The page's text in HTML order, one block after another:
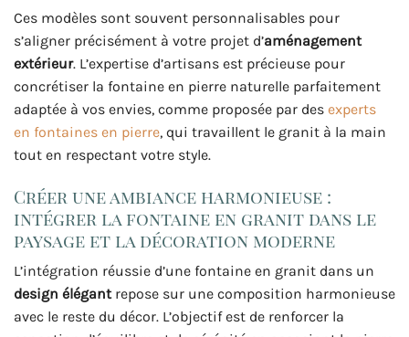
Ces modèles sont souvent personnalisables pour
s’aligner précisément à votre projet d’aménagement
extérieur. L’expertise d’artisans est précieuse pour
concrétiser la fontaine en pierre naturelle parfaitement
adaptée à vos envies, comme proposée par des experts
en fontaines en pierre, qui travaillent le granit à la main
tout en respectant votre style.
Créer une ambiance harmonieuse :
intégrer la fontaine en granit dans le
paysage et la décoration moderne
L’intégration réussie d’une fontaine en granit dans un
design élégantrepose sur une composition harmonieuse
avec le reste du décor. L’objectif est de renforcer la